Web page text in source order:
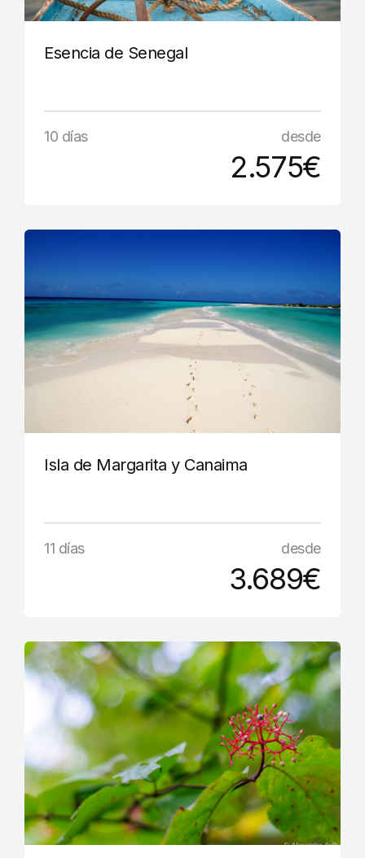
Esencia de Senegal
10 días desde
2.575€
Isla de Margarita y Canaima
11 días desde
3.689€